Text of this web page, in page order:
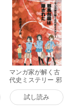
マンガ家が解く古
代史ミステリー 邪
馬台国は隠された
電子書籍版
試し読み